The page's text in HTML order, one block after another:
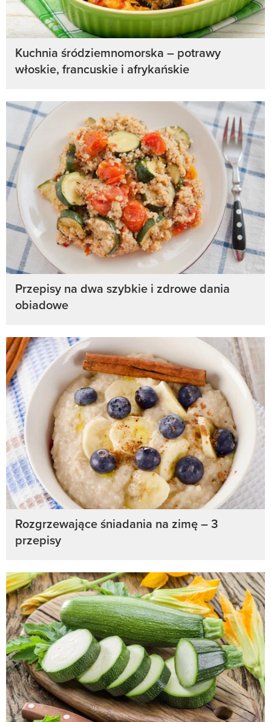
Kuchnia śródziemnomorska – potrawy
włoskie, francuskie i afrykańskie
Przepisy na dwa szybkie i zdrowe dania
obiadowe
Rozgrzewające śniadania na zimę – 3
przepisy